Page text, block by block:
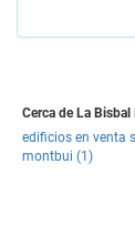
Cerca de La Bisbal
edificios en venta
montbui (1)